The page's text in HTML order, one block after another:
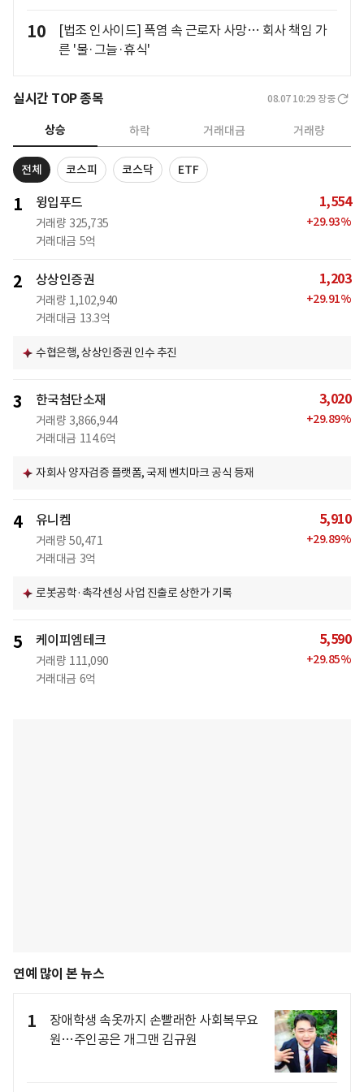
10
[법조 인사이드] 폭염 속 근로자 사망… 회사 책임 가
른 '물·그늘·휴식'
실시간 TOP 종목 08.07 10:29 장중
상승 하락 거래대금 거래량
전체 코스피 코스닥 ETF
1 윙입푸드
거래량 325,735
거래대금 5억
1,554
+29.93%
2 상상인증권
거래량 1,102,940
거래대금 13.3억
1,203
+29.91%
수협은행, 상상인증권 인수 추진
3 한국첨단소재
거래량 3,866,944
거래대금 114.6억
3,020
+29.89%
자회사 양자검증 플랫폼, 국제 벤치마크 공식 등재
4 유니켐
거래량 50,471
거래대금 3억
5,910
+29.89%
로봇공학·촉각센싱 사업 진출로 상한가 기록
5 케이피엠테크
거래량 111,090
거래대금 6억
5,590
+29.85%
연예 많이 본 뉴스
1
장애학생 속옷까지 손빨래한 사회복무요
원…주인공은 개그맨 김규원